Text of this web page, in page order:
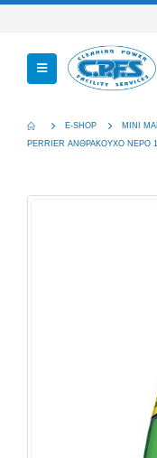
E-SHOP MINI
PERRIER ΑΝΘΡΑΚΟΥΧΟ ΝΕΡΟ